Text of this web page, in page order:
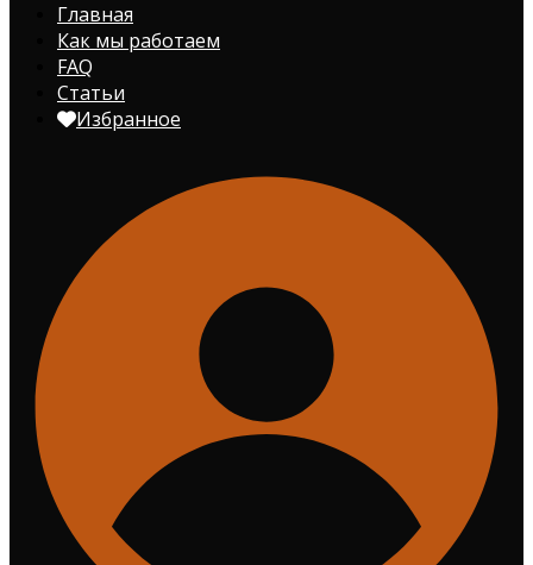
Главная
Как мы работаем
FAQ
Статьи
Избранное